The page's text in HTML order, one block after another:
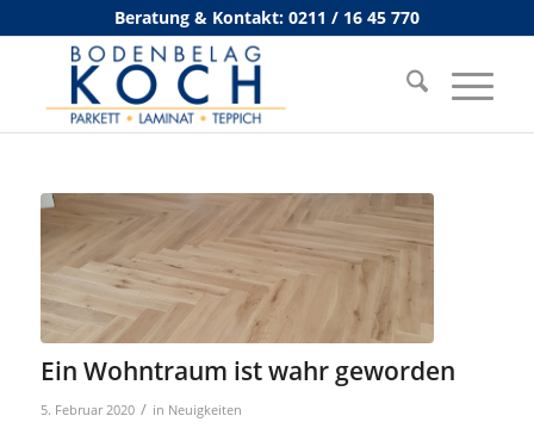
Beratung & Kontakt: 0211 / 16 45 770
Ein Wohntraum ist wahr geworden
5. Februar 2020 / in Neuigkeiten